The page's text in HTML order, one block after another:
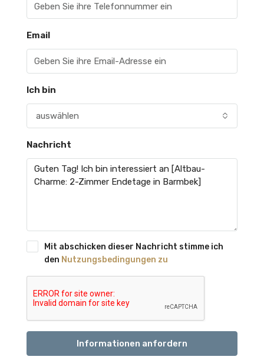
Email
Ich bin
auswählen
Nachricht
Mit abschicken dieser Nachricht stimme ich
den Nutzungsbedingungen zu
Informationen anfordern